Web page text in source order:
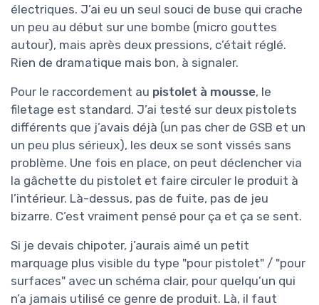
électriques. J’ai eu un seul souci de buse qui crache
un peu au début sur une bombe (micro gouttes
autour), mais après deux pressions, c’était réglé.
Rien de dramatique mais bon, à signaler.
Pour le raccordement au pistolet à mousse, le
filetage est standard. J’ai testé sur deux pistolets
différents que j’avais déjà (un pas cher de GSB et un
un peu plus sérieux), les deux se sont vissés sans
problème. Une fois en place, on peut déclencher via
la gâchette du pistolet et faire circuler le produit à
l’intérieur. Là-dessus, pas de fuite, pas de jeu
bizarre. C’est vraiment pensé pour ça et ça se sent.
Si je devais chipoter, j’aurais aimé un petit
marquage plus visible du type "pour pistolet" / "pour
surfaces" avec un schéma clair, pour quelqu’un qui
n’a jamais utilisé ce genre de produit. Là, il faut